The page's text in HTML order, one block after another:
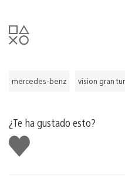
mercedes-benz vision gran
¿Te ha gustado esto?
Me
gusta